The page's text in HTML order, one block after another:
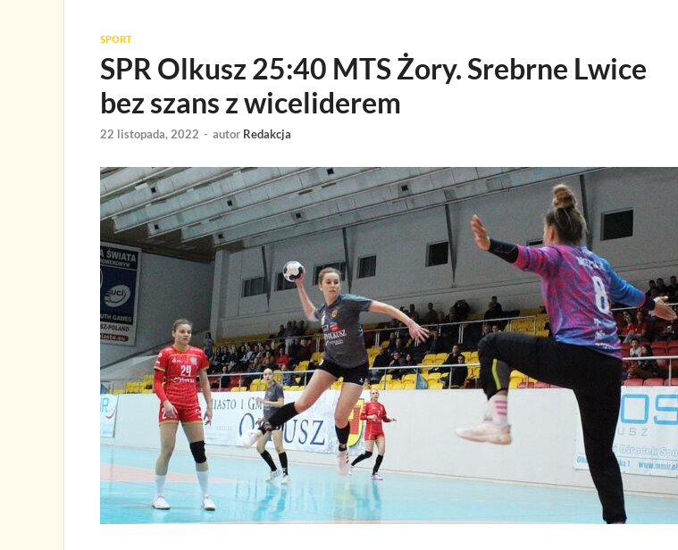
SPORT
SPR Olkusz 25:40 MTS Żory. Srebrne Lwice
bez szans z wiceliderem
22 listopada, 2022 - autor Redakcja